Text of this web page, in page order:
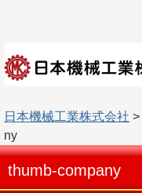
索
日本機械工業株式会社 >
ny
thumb-company